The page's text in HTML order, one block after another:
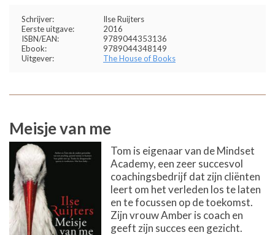
Schrijver:
Ilse Ruijters
Eerste uitgave:
2016
ISBN/EAN:
9789044353136
Ebook:
9789044348149
Uitgever:
The House of Books
Meisje van me
Tom is eigenaar van de Mindset
Academy, een zeer succesvol
coachingsbedrijf dat zijn cliënten
leert om het verleden los te laten
en te focussen op de toekomst.
Zijn vrouw Amber is coach en
geeft zijn succes een gezicht.